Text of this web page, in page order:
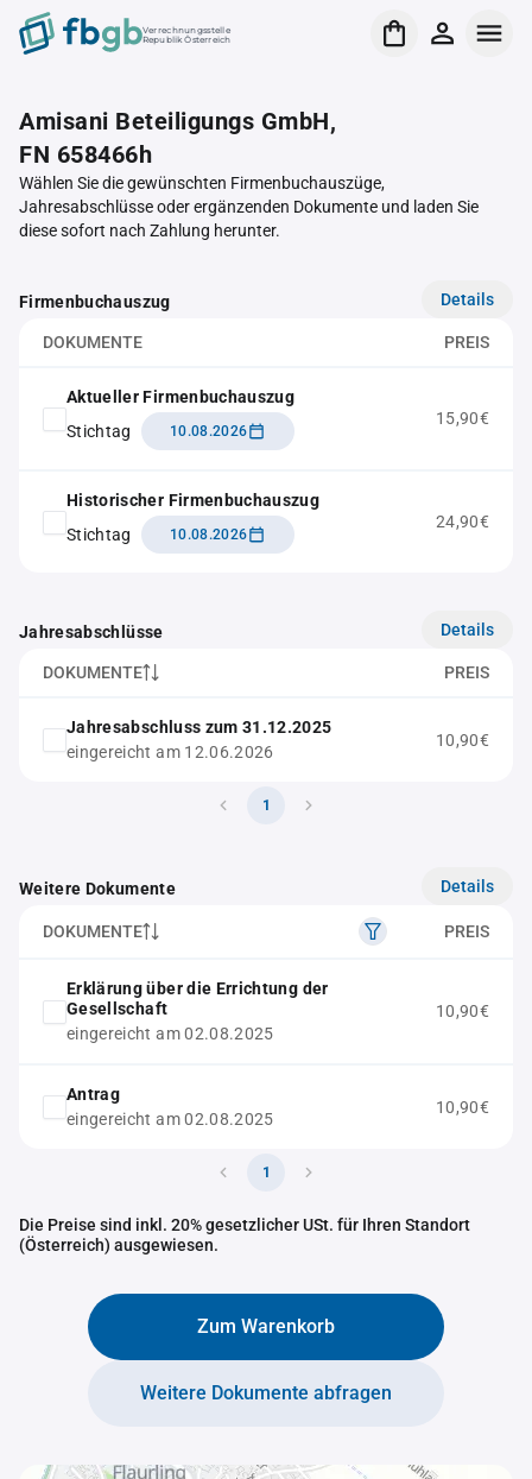
Verrechnungsstelle
Republik Österreich
Amisani Beteiligungs GmbH,
FN 658466h
Wählen Sie die gewünschten Firmenbuchauszüge,
Jahresabschlüsse oder ergänzenden Dokumente und laden Sie
diese sofort nach Zahlung herunter.
Firmenbuchauszug Details
DOKUMENTE PREIS
Aktueller Firmenbuchauszug
Stichtag
10.08.2026
15,90€
Historischer Firmenbuchauszug
Stichtag
10.08.2026
24,90€
Jahresabschlüsse Details
DOKUMENTE PREIS
Jahresabschluss zum 31.12.2025
eingereicht am 12.06.2026
10,90€
1
Weitere Dokumente Details
DOKUMENTE PREIS
Erklärung über die Errichtung der
Gesellschaft
eingereicht am 02.08.2025
10,90€
Antrag
eingereicht am 02.08.2025
10,90€
1
Die Preise sind inkl. 20% gesetzlicher USt. für Ihren Standort
(Österreich) ausgewiesen.
Zum Warenkorb
Weitere Dokumente abfragen